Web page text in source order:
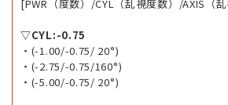
[PWR（度数）/CYL（乱視度数）/AXIS（
▽CYL:-0.75
・(-1.00/-0.75/ 20°)
・(-2.75/-0.75/160°)
・(-5.00/-0.75/ 20°)